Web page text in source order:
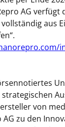
AG
aus
von
zu den